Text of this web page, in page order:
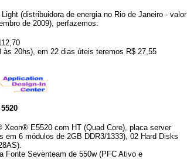
(distribuidora de energia no Rio de Janeiro - valor
de 2009), perfazemos:
20hs), em 22 dias úteis teremos R$ 27,55
E5520 com HT (Quad Core), placa server
em 6 módulos de 2GB DDR3/1333), 02 Hard Disks
Fonte Seventeam de 550w (PFC Ativo e